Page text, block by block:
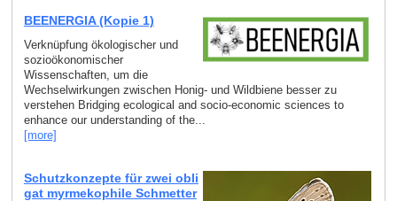
BEENERGIA (Kopie 1)
Verknüpfung ökologischer und
sozioökonomischer
Wissenschaften, um die
Wechselwirkungen zwischen Honig- und Wildbiene besser zu
verstehen Bridging ecological and socio-economic sciences to
enhance our understanding of the...
[more]
Schutzkonzepte für zwei obli
gat myrmekophile Schmetter